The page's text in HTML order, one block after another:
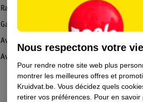
Rappel & Retour
Garantie
Avis de sécurité
Avis
Nous respectons votre
Pour rendre notre site web plus
montrer les meilleures offres et
Kruidvat.be. Vous décidez quels
retirer vos préférences. Pour en